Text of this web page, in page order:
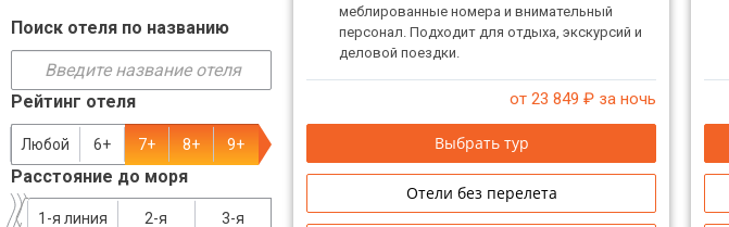
Поиск отеля по названию
Рейтинг отеля
Любой 6+ 7+ 8+ 9+
Расстояние до моря
3-я
2-я
1-я линия
меблированные номера и внимательный
персонал. Подходит для отдыха, экскурсий и
деловой поездки.
от 23 849 ₽ за ночь
Выбрать тур
Отели без перелета
Сетевые отели Турции
Сетевые отели Египта
Сетевые отели ОАЭ
Сетевые отели Таиланда